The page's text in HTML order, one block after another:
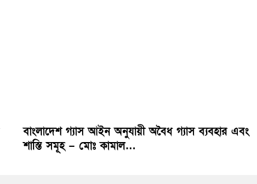
বাংলাদেশ গ্যাস আইন অনুযায়ী অবৈধ গ্যাস ব্যবহার এবং
শাস্তি সমূহ – মোঃ কামাল…